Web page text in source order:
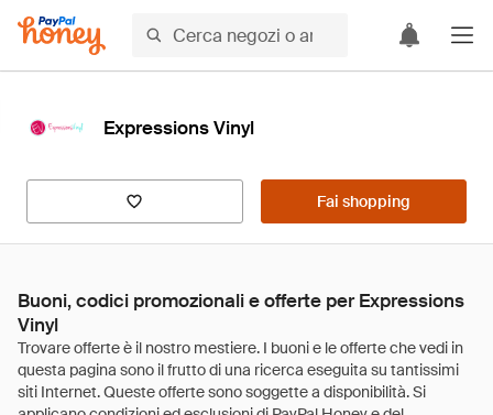
Expressions Vinyl
Fai shopping
Buoni, codici promozionali e offerte per Expressions
Vinyl